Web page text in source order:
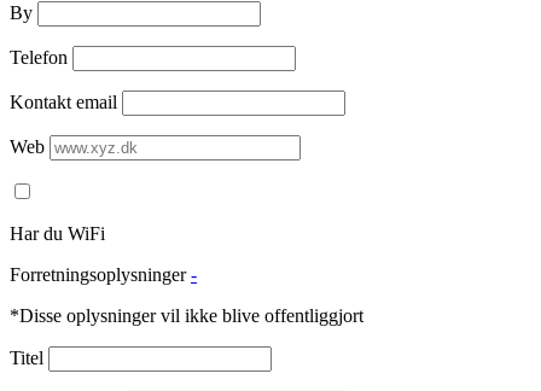
By
Telefon
Kontakt email
Web
Har du WiFi
Forretningsoplysninger -
*Disse oplysninger vil ikke blive offentliggjort
Titel